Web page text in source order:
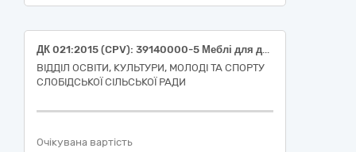
ДК 021:2015 (CPV): 39140000-5 Меблі для дому (меблі для їдальні)
ВІДДІЛ ОСВІТИ, КУЛЬТУРИ, МОЛОДІ ТА СПОРТУ
СЛОБІДСЬКОЇ СІЛЬСЬКОЇ РАДИ
Очікувана вартість